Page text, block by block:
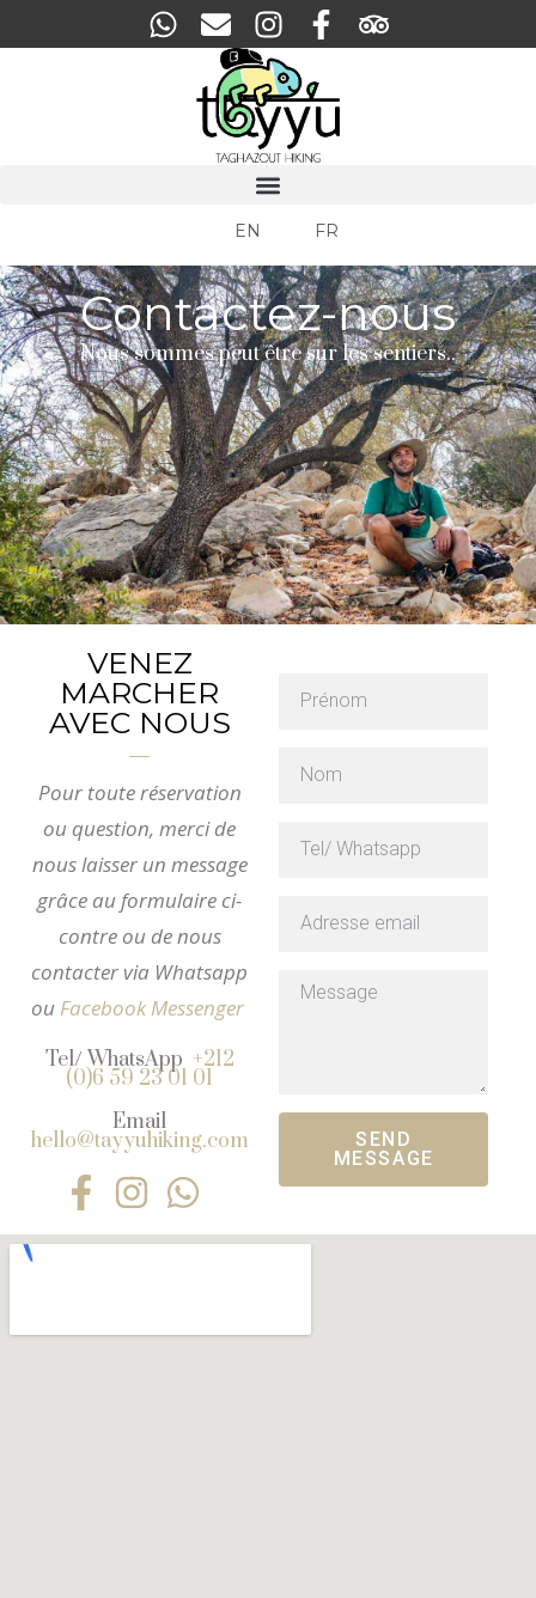
EN FR
Contactez-nous
Nous sommes peut être sur les sentiers..
VENEZ
MARCHER
AVEC NOUS
Pour toute réservation
ou question, merci de
nous laisser un message
grâce au formulaire ci-
contre ou de nous
contacter via Whatsapp
ou Facebook Messenger
Tel/ WhatsApp +212
(0)6 59 23 01 01
Email
hello@tayyuhiking.com
SEND
MESSAGE